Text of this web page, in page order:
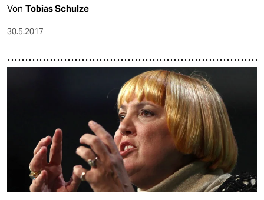
Von Tobias Schulze
30.5.2017